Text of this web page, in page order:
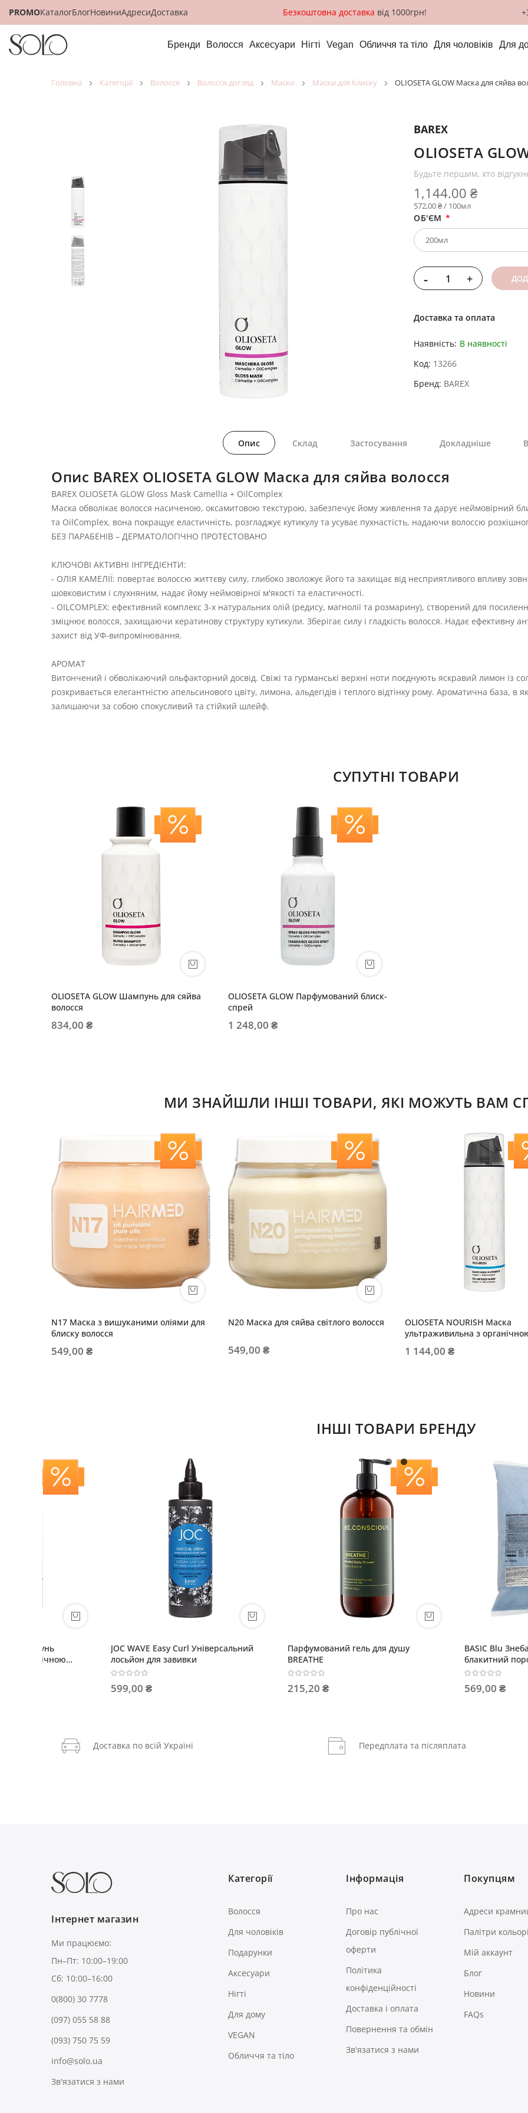
PROMOКаталогБлогНовиниАдресиДоставка Безкоштовна доставка від 1000грн!
Бренди Волосся Аксесуари Нігті Vegan Обличчя та тіло Для чоловіків Для
головна категорії волосся волосся догляд маски маски для блиску OLIOSETA GLOW Маска для сяйва
BAREX
OLIOSETA
Будьте першим, хто
1,144.00 ₴
572,00 ₴ / 100мл
ОБ'ЄМ
- +
Доставка та оплата
Наявність: В наявності
Код 13266
Бренд BAREX
Опис
Опис BAREX OLIOSETA GLOW Маска для сяйва волосся
BAREX OLIOSETA GLOW Gloss Mask Camellia + OilComplex
Маска обволікає волосся насиченою, оксамитовою текстурою, забезпечує йому живлення та дарує неймовірний
та OilComplex, вона покращує еластичність, розгладжує кутикулу та усуває пухнастість, надаючи волоссю
БЕЗ ПАРАБЕНІВ – ДЕРМАТОЛОГІЧНО ПРОТЕСТОВАНО
КЛЮЧОВІ АКТИВНІ ІНГРЕДІЄНТИ:
- ОЛІЯ КАМЕЛІЇ: повертає волоссю життєву силу, глибоко зволожує його та захищає від несприятливого впливу
шовковистим і слухняним, надає йому неймовірної м'якості та еластичності.
- OILCOMPLEX: ефективний комплекс 3-х натуральних олій (редису, магнолії та розмарину), створений для
зміцнює волосся, захищаючи кератинову структуру кутикули. Зберігає силу і гладкість волосся. Надає ефективну
захист від УФ-випромінювання.
АРОМАТ
Витончений і обволікаючий ольфакторний досвід. Свіжі та гурманські верхні ноти поєднують яскравий лимон із
розкривається елегантністю апельсинового цвіту, лимона, альдегідів і теплого відтінку рому. Ароматична база, в
залишаючи за собою спокусливий та стійкий шлейф.
Склад Застосування Докладніше
СУПУТНІ ТОВАРИ
OLIOSETA GLOW Шампунь для сяйва
волосся
834,00 ₴
OLIOSETA GLOW Парфумований блиск-
спрей
1 248,00 ₴
МИ ЗНАЙШЛИ ІНШІ ТОВАРИ, ЯКІ МОЖУТЬ ВАМ
N17 Маска з вишуканими оліями для
блиску волосся
549,00 ₴
N20 Маска для сяйва світлого волосся
549,00 ₴
OLIOSETA NOURISH Маска
ультраживильна з
1 144,00 ₴
ІНШІ ТОВАРИ БРЕНДУ
JOC WAVE Easy Curl Універсальний
лосьйон для завивки
Парфумований гель для душу
BASIC Blu Знебарвлювальний
блакитний порошок (пакет)
Доставка по всій Україні Передплата та післяплата
Інтернет магазин
Ми працюємо:
Пн–Пт: 10:00–19:00
Сб: 10:00–16:00
0(800) 30 7778
(097) 055 58 88
(093) 750 75 59
info@solo.ua
Зв'язатися з нами
Категорії
Волосся
Для чоловіків
Подарунки
Аксесуари
Нігті
Для дому
VEGAN
Обличчя та тіло
Інформація
Про нас
Договір публічної
оферти
Політика
конфіденційності
Доставка і оплата
Повернення та обмін
Зв'язатися з нами
Покупцям
Адреси
Палітри
Мій аккаунт
Блог
Новини
FAQs